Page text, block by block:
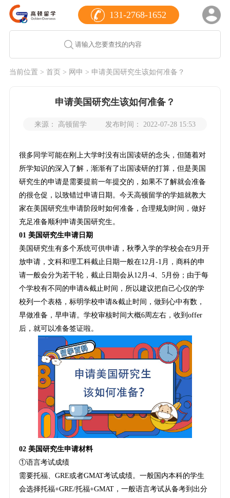
131-2768-1652
当前位置 > 首页 > 网申 > 申请美国研究生该如何准备？
申请美国研究生该如何准备？
来源： 高顿留学 发布时间： 2022-07-28 15:53
很多同学可能在刚上大学时没有出国读研的念头，但随着对
所学知识的深入了解，渐渐有了出国读研的打算，但是美国
研究生的申请是需要提前一年提交的，如果不了解就会准备
的很仓促，以致错过申请日期。今天高顿留学的学姐就教大
家在美国研究生申请阶段时如何准备，合理规划时间，做好
充足准备顺利申请美国研究生。
01 美国研究生申请日期
美国研究生有多个系统可供申请，秋季入学的学校会在9月开
放申请，文科和理工科截止日期一般在12月-1月，商科的申
请一般会分为若干轮，截止日期会从12月-4、5月份；由于每
个学校有不同的申请&截止时间，所以建议把自己心仪的学
校列一个表格，标明学校申请&截止时间，做到心中有数，
早做准备，早申请。学校审核时间大概6周左右，收到offer
后，就可以准备签证啦。
02 美国研究生申请材料
①语言考试成绩
需要托福、GRE或者GMAT考试成绩。一般国内本科的学生
会选择托福+GRE/托福+GMAT，一般语言考试从备考到出分